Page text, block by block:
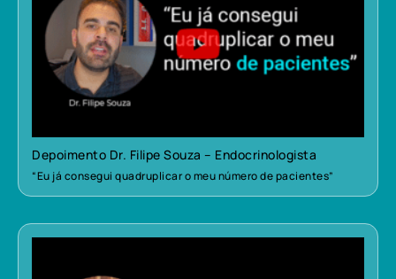
Depoimento Dr. Filipe Souza – Endocrinologista
“Eu já consegui quadruplicar o meu número de pacientes”